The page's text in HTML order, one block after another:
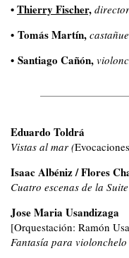
•Thierry Fischer, director
• Tomás Martín,
• Santiago Cañón,
Eduardo Toldrá
Vistas al mar (
Isaac Albéniz / Flores
Cuatro escenas de la
Jose Maria Usandizaga
[Orquestación: Ramón
Fantasía para